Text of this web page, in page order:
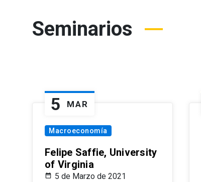
Seminarios
5 MAR
Macroeconomía
Felipe Saffie, University
of Virginia
5 de Marzo de 2021